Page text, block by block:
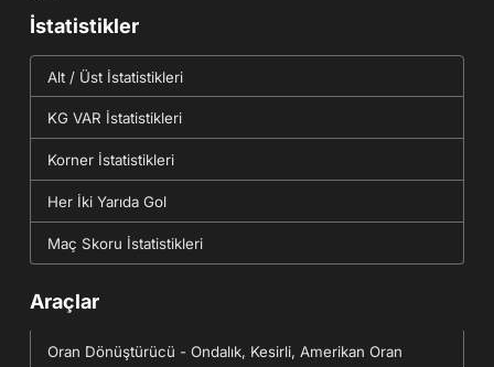
İstatistikler
Alt / Üst İstatistikleri
KG VAR İstatistikleri
Korner İstatistikleri
Her İki Yarıda Gol
Maç Skoru İstatistikleri
Araçlar
Oran Dönüştürücü - Ondalık, Kesirli, Amerikan Oran